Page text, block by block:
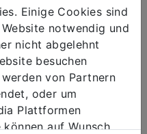
zur
Effizienz.
IoT & Mixed
und
Einige Cookies sind
notwendig und
nicht abgelehnt
besuchen
von Partnern
oder um
Plattformen
auf Wunsch